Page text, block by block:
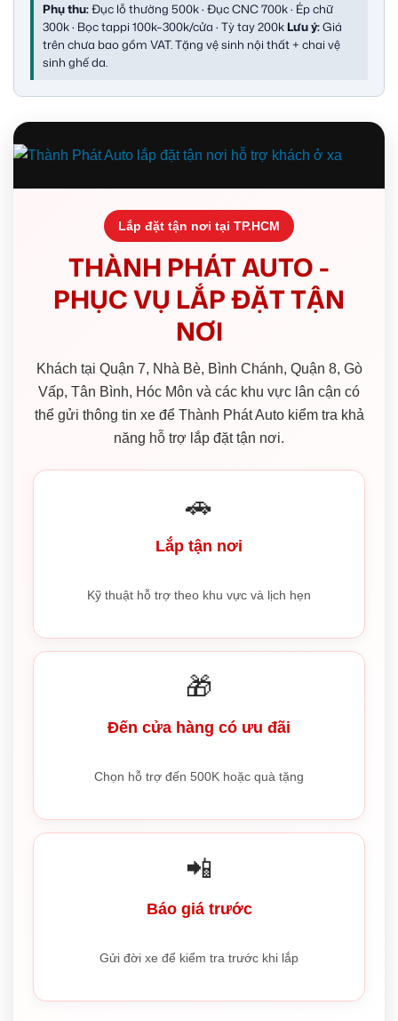
Phụ thu:Đục lỗ thường 500k · Đục CNC 700k · Ép chữ
300k · Bọc tappi 100k–300k/cửa · Tỳ tay 200kLưu ý:Giá
trên chưa bao gồm VAT. Tặng vệ sinh nội thất + chai vệ
sinh ghế da.
Lắp đặt tận nơi tại TP.HCM
THÀNH PHÁT AUTO -
PHỤC VỤ LẮP ĐẶT TẬN
NƠI
Khách tại Quận 7, Nhà Bè, Bình Chánh, Quận 8, Gò
Vấp, Tân Bình, Hóc Môn và các khu vực lân cận có
thể gửi thông tin xe để Thành Phát Auto kiểm tra khả
năng hỗ trợ lắp đặt tận nơi.
🚗
Lắp tận nơi
Kỹ thuật hỗ trợ theo khu vực và lịch hẹn
🎁
Đến cửa hàng có ưu đãi
Chọn hỗ trợ đến 500K hoặc quà tặng
📲
Báo giá trước
Gửi đời xe để kiểm tra trước khi lắp